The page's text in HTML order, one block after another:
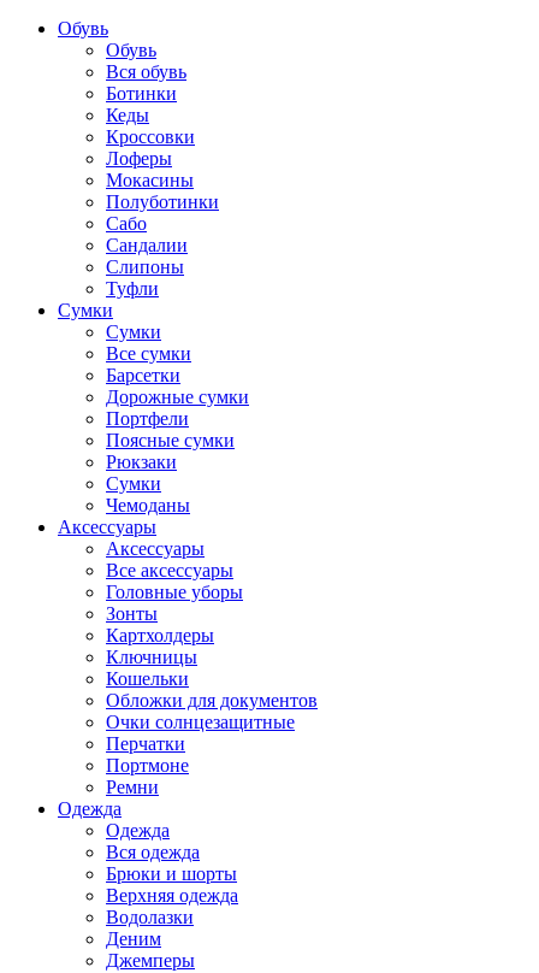
Обувь
Обувь
Вся обувь
Ботинки
Кеды
Кроссовки
Лоферы
Мокасины
Полуботинки
Сабо
Сандалии
Слипоны
Туфли
Сумки
Сумки
Все сумки
Барсетки
Дорожные сумки
Портфели
Поясные сумки
Рюкзаки
Сумки
Чемоданы
Аксессуары
Аксессуары
Все аксессуары
Головные уборы
Зонты
Картхолдеры
Ключницы
Кошельки
Обложки для документов
Очки солнцезащитные
Перчатки
Портмоне
Ремни
Одежда
Одежда
Вся одежда
Брюки и шорты
Верхняя одежда
Водолазки
Деним
Джемперы